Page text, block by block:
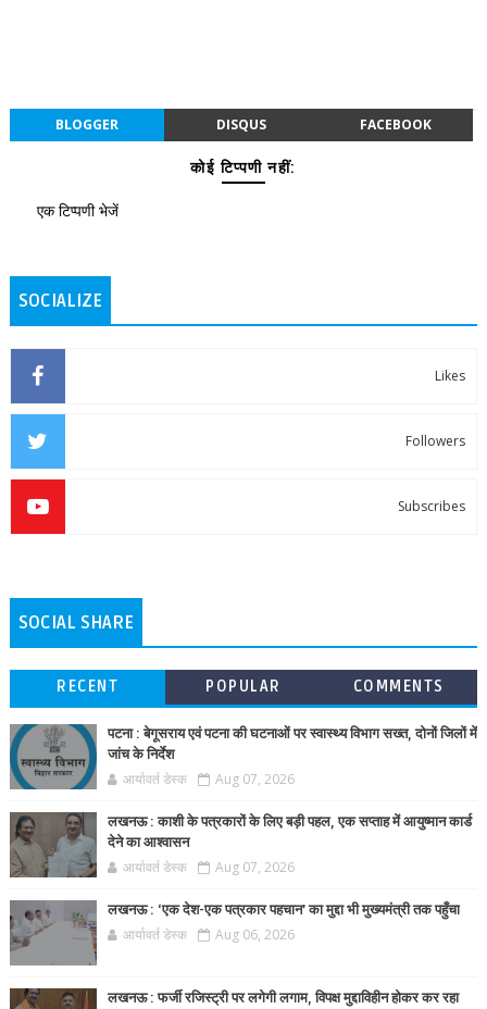
BLOGGER DISQUS FACEBOOK
कोई टिप्पणी नहीं:
एक टिप्पणी भेजें
SOCIALIZE
Likes
Followers
Subscribes
SOCIAL SHARE
RECENT POPULAR COMMENTS
पटना : बेगूसराय एवं पटना की घटनाओं पर स्वास्थ्य विभाग सख्त, दोनों जिलों में
जांच के निर्देश
आर्यावर्त डेस्क Aug 07, 2026
लखनऊ : काशी के पत्रकारों के लिए बड़ी पहल, एक सप्ताह में आयुष्मान कार्ड
देने का आश्वासन
आर्यावर्त डेस्क Aug 07, 2026
लखनऊ : ‘एक देश-एक पत्रकार पहचान’ का मुद्दा भी मुख्यमंत्री तक पहुँचा
आर्यावर्त डेस्क Aug 06, 2026
लखनऊ : फर्जी रजिस्ट्री पर लगेगी लगाम, विपक्ष मुद्दाविहीन होकर कर रहा